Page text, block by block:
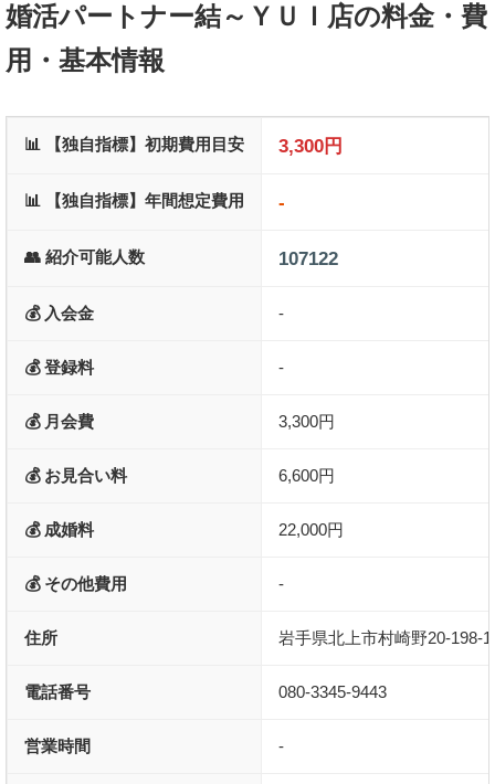
婚活パートナー結～ＹＵＩ店の料金・費
用・基本情報
📊 【独自指標】初期費用目安 3,300円
📊 【独自指標】年間想定費用 -
👥 紹介可能人数 107122
💰 入会金 -
💰 登録料 -
💰 月会費 3,300円
💰 お見合い料 6,600円
💰 成婚料 22,000円
💰 その他費用 -
住所 岩手県北上市村崎野20-198-
電話番号 080-3345-9443
営業時間 -